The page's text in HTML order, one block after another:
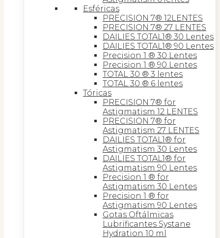
Esféricas
PRECISION 7® 12LENTES
PRECISION 7® 27 LENTES
DAILIES TOTAL1® 30 Lentes
DAILIES TOTAL1® 90 Lentes
Precision 1 ® 30 Lentes
Precision 1 ® 90 Lentes
TOTAL 30 ® 3 lentes
TOTAL 30 ® 6 lentes
Tóricas
PRECISION 7® for
Astigmatism 12 LENTES
PRECISION 7® for
Astigmatism 27 LENTES
DAILIES TOTAL1® for
Astigmatism 30 Lentes
DAILIES TOTAL1® for
Astigmatism 90 Lentes
Precision 1 ® for
Astigmatism 30 Lentes
Precision 1 ® for
Astigmatism 90 Lentes
Gotas Oftálmicas
Lubrificantes Systane
Hydration 10 ml